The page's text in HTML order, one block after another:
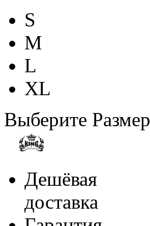
S
M
L
XL
Выберите Размер
Дешёвая
доставка